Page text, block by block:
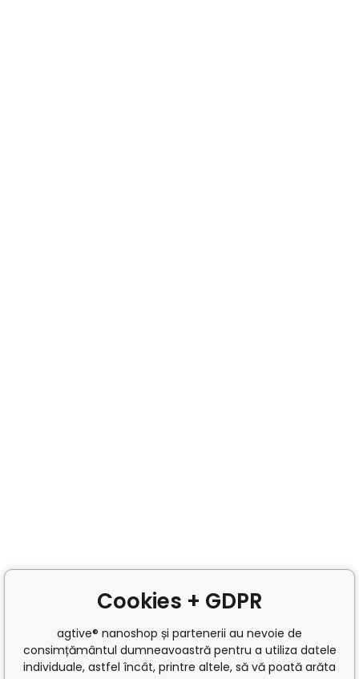
Cookies + GDPR
agtive® nanoshop și partenerii au nevoie de
consimțământul dumneavoastră pentru a utiliza datele
individuale, astfel încât, printre altele, să vă poată arăta